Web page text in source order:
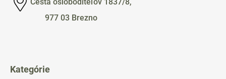
Cesta osloboditeľov 1837/8,
977 03 Brezno
Kategórie